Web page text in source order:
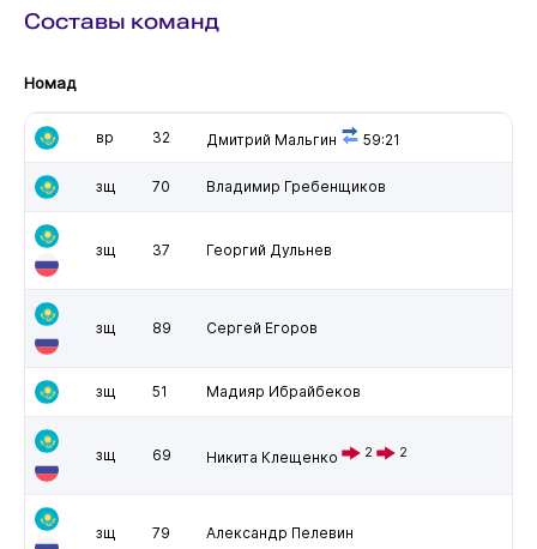
Составы команд
Номад
вр 32 Дмитрий Мальгин 59:21
зщ 70 Владимир Гребенщиков
зщ 37 Георгий Дульнев
зщ 89 Сергей Егоров
зщ 51 Мадияр Ибрайбеков
зщ 69 Никита Клещенко 2 2
зщ 79 Александр Пелевин